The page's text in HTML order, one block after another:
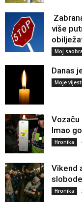
više
Moj
Danas
Moje vijesti
Vozaču
Imao
Hronika
Vikend
Hronika